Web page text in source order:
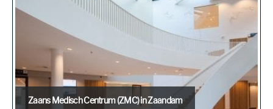
Zaans Medisch Centrum (ZMC) in Zaandam